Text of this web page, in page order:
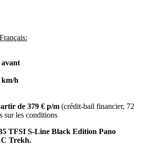
km/h
de 379 € p/m (crédit-bail financier, 72
sur les conditions
TFSI S-Line Black Edition Pano
Trekh.